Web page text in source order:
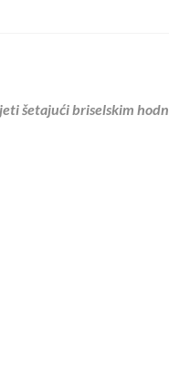
šetajući briselskim